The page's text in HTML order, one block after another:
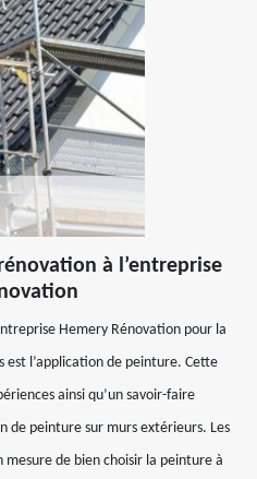
à l’entreprise
Hemery Rénovation pour la
est l’application de peinture. Cette
ainsi qu’un savoir-faire
de peinture sur murs extérieurs. Les
de bien choisir la peinture à